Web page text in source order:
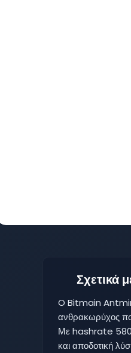
Σχετικά
O Bitmain
ανθρακωρύχος
Με hashrate 580
και αποδοτική